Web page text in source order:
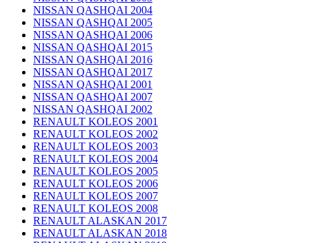
NISSAN QASHQAI 2004
NISSAN QASHQAI 2005
NISSAN QASHQAI 2006
NISSAN QASHQAI 2015
NISSAN QASHQAI 2016
NISSAN QASHQAI 2017
NISSAN QASHQAI 2001
NISSAN QASHQAI 2007
NISSAN QASHQAI 2002
RENAULT KOLEOS 2001
RENAULT KOLEOS 2002
RENAULT KOLEOS 2003
RENAULT KOLEOS 2004
RENAULT KOLEOS 2005
RENAULT KOLEOS 2006
RENAULT KOLEOS 2007
RENAULT KOLEOS 2008
RENAULT ALASKAN 2017
RENAULT ALASKAN 2018